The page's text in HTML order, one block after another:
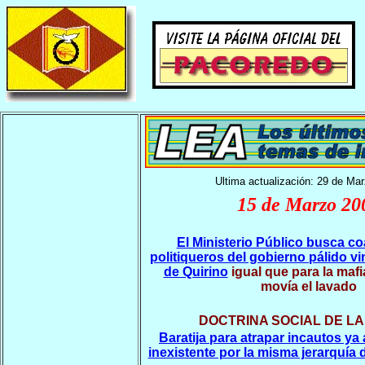
Ultima actualización: 29 de
15 de Marzo
El Ministerio Público busca
politiqueros del gobierno pálido
de Quirinoigual que para la
movía el lavado
DOCTRINA SOCIAL DE
Baratija para atrapar incautos ya
inexistente por la misma jerarquía